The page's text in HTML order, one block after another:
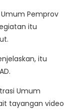
Pemprov
itu
itu
Umum
tayangan video